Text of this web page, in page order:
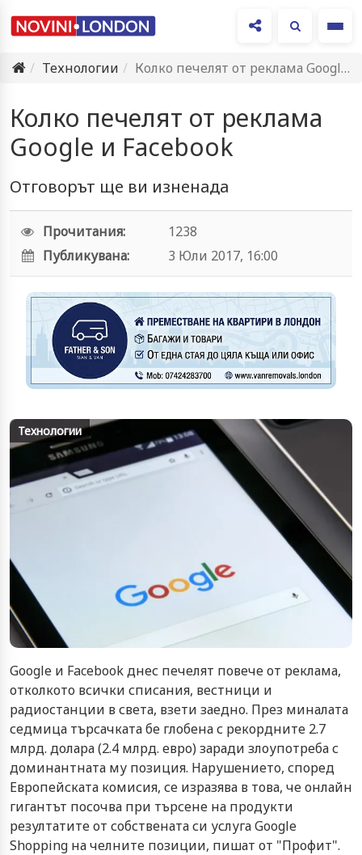
Технологии
Колко печелят от реклама Google и Facebook
Колко печелят от реклама
Google и Facebook
Отговорът ще ви изненада
Прочитания:
1238
Публикувана:
3 Юли 2017, 16:00
Технологии
Google и Facebook днес печелят повече от реклама,
отколкото всички списания, вестници и
радиостанции в света, взети заедно. През миналата
седмица търсачката бе глобена с рекордните 2.7
млрд. долара (2.4 млрд. евро) заради злоупотреба с
доминантната му позиция. Нарушението, според
Европейската комисия, се изразява в това, че онлайн
гигантът посочва при търсене на продукти
резултатите от собствената си услуга Google
Shopping на челните позиции, пишат от "Профит".